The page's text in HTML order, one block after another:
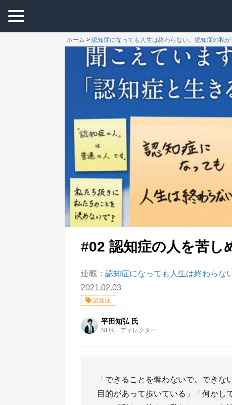
ホーム > 認知症になっても人生は終わらない。認知症の私
#02 認知症の人を苦し
連載： 認知症になっても人生は終わらな
2021.02.03
認知症
平田知弘 氏
NHK ディレクター
「できることを奪わないで。できな
目的があって歩いている」「何かし